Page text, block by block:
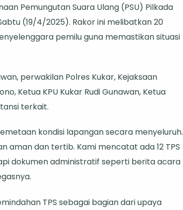
Pemungutan Suara Ulang (PSU) Pilkada
(19/4/2025). Rakor ini melibatkan 20
pemilu guna memastikan situasi
perwakilan Polres Kukar, Kejaksaan
Ketua KPU Kukar Rudi Gunawan, Ketua
terkait.
kondisi lapangan secara menyeluruh.
aman dan tertib. Kami mencatat ada 12 TPS
dokumen administratif seperti berita acara
TPS sebagai bagian dari upaya